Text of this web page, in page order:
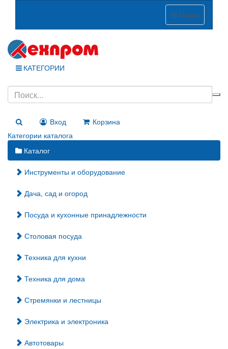
Меню
КАТЕГОРИИ
Вход
Корзина
Категории каталога
Каталог
Инструменты и оборудование
Дача, сад и огород
Посуда и кухонные принадлежности
Столовая посуда
Техника для кухни
Техника для дома
Стремянки и лестницы
Электрика и электроника
Автотовары